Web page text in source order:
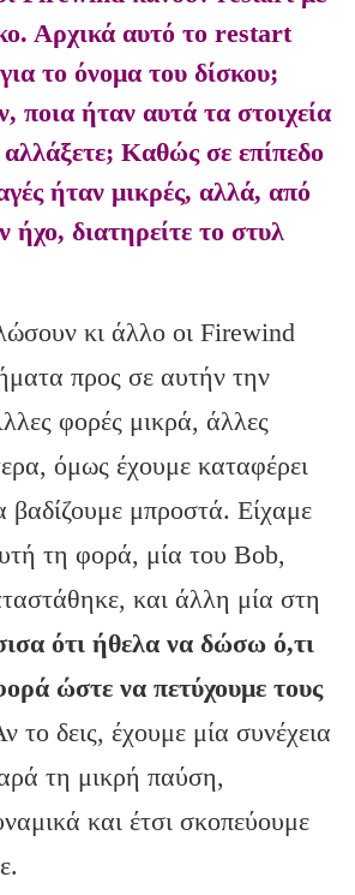
Αρχικά αυτό το restart
το όνομα του δίσκου;
ποια ήταν αυτά τα στοιχεία
Καθώς σε επίπεδο
ήταν μικρές, αλλά, από
ήχο, διατηρείτε το στυλ
κι άλλο οι Firewind
προς σε αυτήν την
φορές μικρά, άλλες
όμως έχουμε καταφέρει
βαδίζουμε μπροστά. Είχαμε
τη φορά, μία του Bob,
και άλλη μία στη
ότι ήθελα να δώσω ό,τι
ώστε να πετύχουμε τους
το δεις, έχουμε μία συνέχεια
τη μικρή παύση,
και έτσι σκοπεύουμε